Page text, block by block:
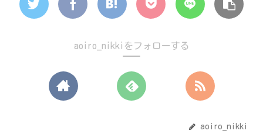
aoiro_nikkiをフォローする
aoiro_nikki